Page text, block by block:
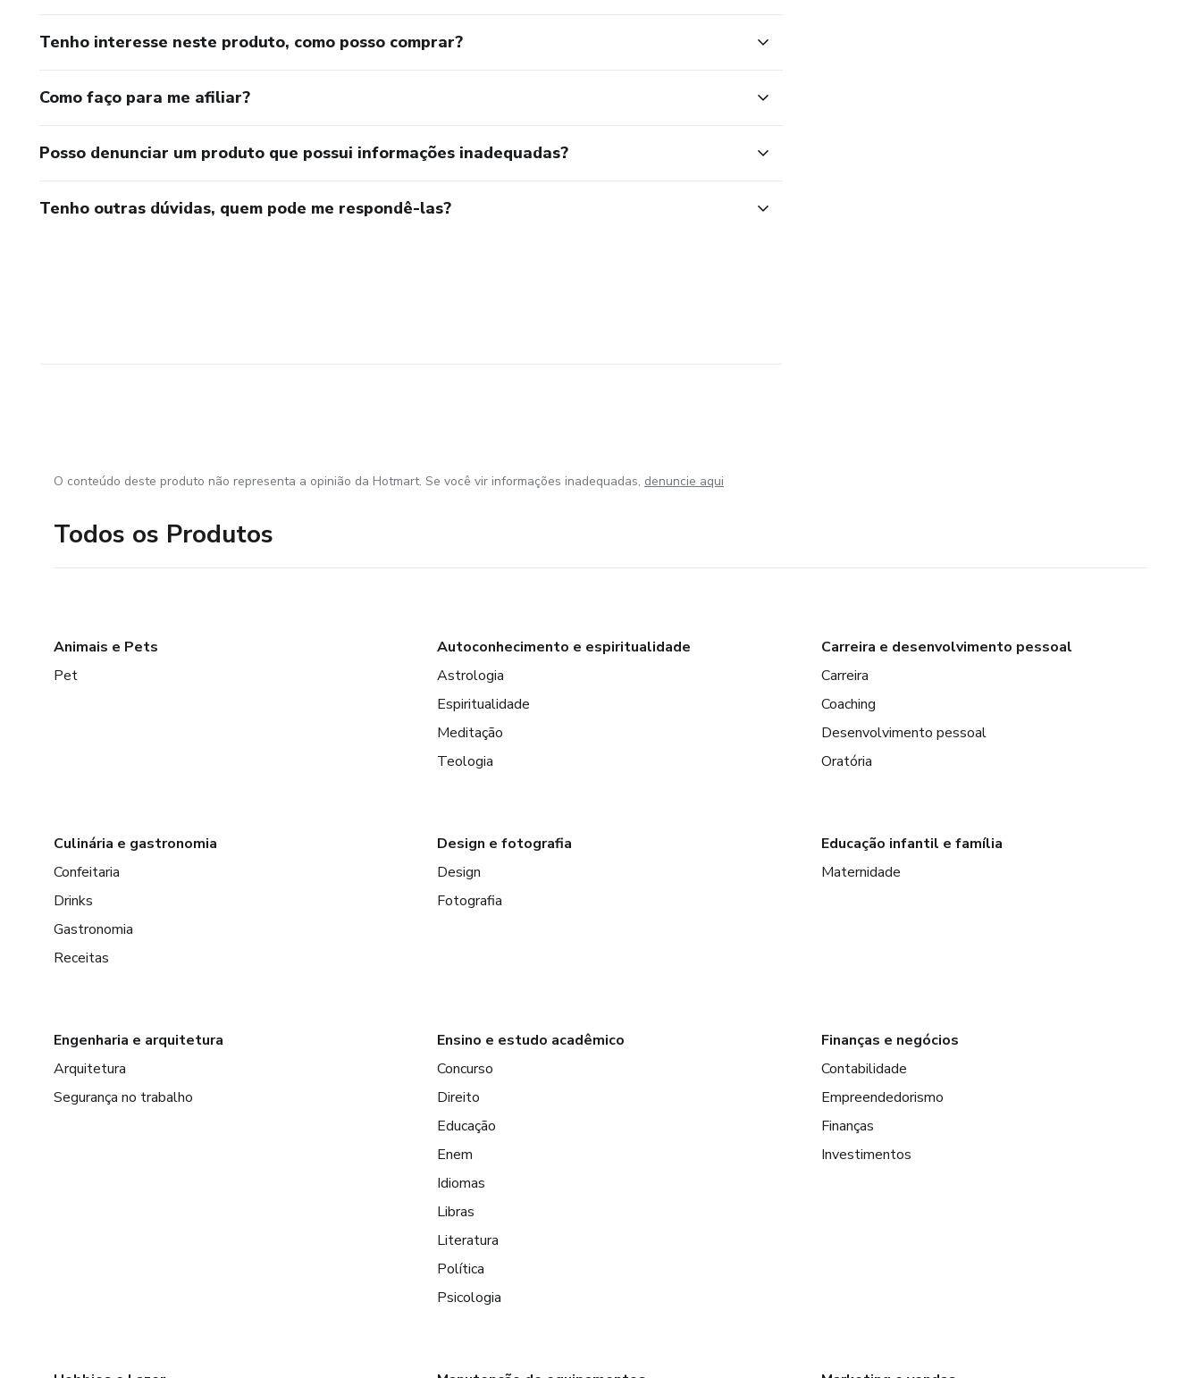
Tenho interesse neste produto, como posso comprar?
Como faço para me afiliar?
Posso denunciar um produto que possui informações inadequadas?
Tenho outras dúvidas, quem pode me respondê-las?
O conteúdo deste produto não representa a opinião da Hotmart. Se você vir informações inadequadas, denuncie aqui
Todos os Produtos
Animais e Pets
Pet
Autoconhecimento e espiritualidade
Astrologia
Espiritualidade
Meditação
Teologia
Carreira e desenvolvimento pessoal
Carreira
Coaching
Desenvolvimento pessoal
Oratória
Culinária e gastronomia
Confeitaria
Drinks
Gastronomia
Receitas
Design e fotografia
Design
Fotografia
Educação infantil e família
Maternidade
Engenharia e arquitetura
Arquitetura
Segurança no trabalho
Ensino e estudo acadêmico
Concurso
Direito
Educação
Enem
Idiomas
Libras
Literatura
Política
Psicologia
Finanças e negócios
Contabilidade
Empreendedorismo
Finanças
Investimentos